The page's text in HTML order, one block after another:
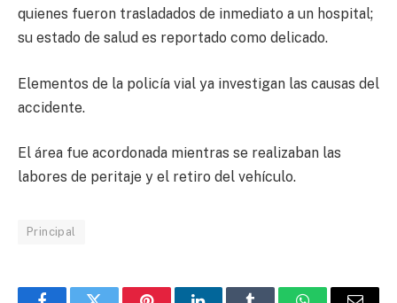
quienes fueron trasladados de inmediato a un hospital;
su estado de salud es reportado como delicado.
Elementos de la policía vial ya investigan las causas del
accidente.
El área fue acordonada mientras se realizaban las
labores de peritaje y el retiro del vehículo.
Principal